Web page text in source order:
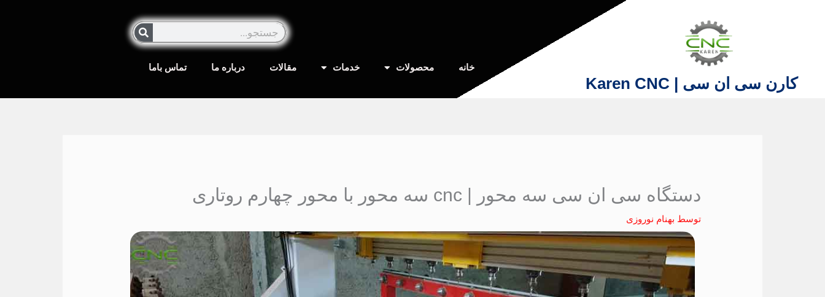
کارن سی ان سی | Karen CNC
خانه محصولات خدمات مقالات درباره ما تماس باما
جستجو
دستگاه سی ان سی سه محور | cnc سه محور با محور چهارم روتاری
توسط بهنام نوروزی